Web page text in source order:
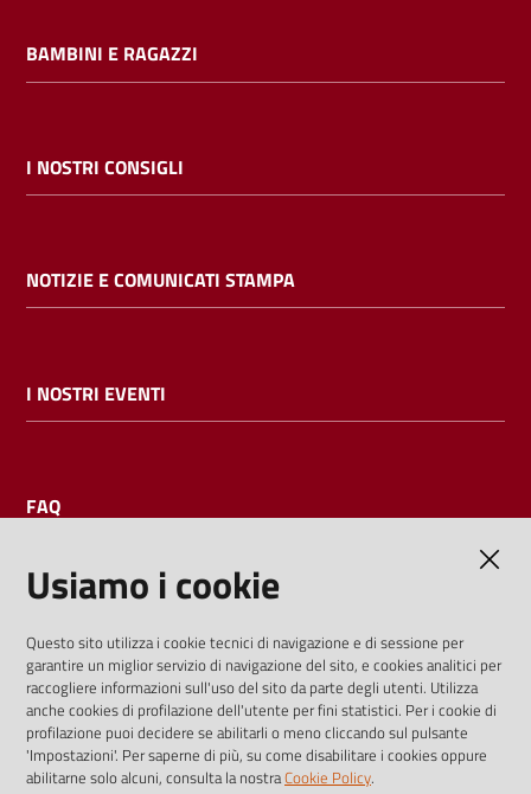
cataloghi
bibliotecario
BAMBINI E RAGAZZI
I NOSTRI CONSIGLI
NOTIZIE E COMUNICATI STAMPA
I NOSTRI EVENTI
FAQ
I dati personali pubblicati sono riutilizzabili solo alle condizioni
previste dalla direttiva comunitaria 2003/98/CE e dal d.lgs.
36/2006
Usiamo i cookie
Questo sito utilizza i cookie tecnici di navigazione e di sessione per
garantire un miglior servizio di navigazione del sito, e cookies analitici per
raccogliere informazioni sull'uso del sito da parte degli utenti. Utilizza
anche cookies di profilazione dell'utente per fini statistici. Per i cookie di
profilazione puoi decidere se abilitarli o meno cliccando sul pulsante
'Impostazioni'. Per saperne di più, su come disabilitare i cookies oppure
abilitarne solo alcuni, consulta la nostraCookie Policy.